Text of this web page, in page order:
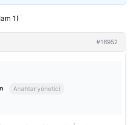
1)
#16952
Anahtar yönetici